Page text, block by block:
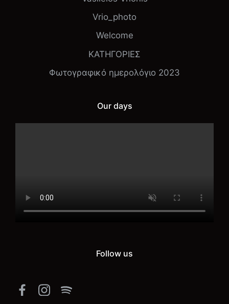
Vrio_photo
Welcome
ΚΑΤΗΓΟΡΙΕΣ
Φωτογραφικό ημερολόγιο 2023
Our days
Follow us
FacebookInstagram
Spotify